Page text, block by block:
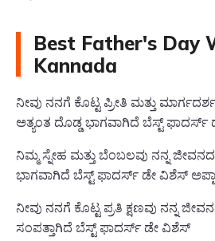
Best Father's Day
Kannada
ನೀವು ನನಗೆ ಕೊಟ್ಟ ಪ್ರೀತಿ ಮತ್ತು
ಅತ್ಯಂತ ದೊಡ್ಡ ಭಾಗವಾಗಿದೆ ಬೆಸ್ಟ್
ನಿಮ್ಮ ಸ್ನೇಹ ಮತ್ತು ಬೆಂಬಲವು ನನ್ನ
ಭಾಗವಾಗಿದೆ ಬೆಸ್ಟ್ ಫಾದರ್ಸ್ ಡೇ ವಿಶೆಸ್
ನೀವು ನನಗೆ ಕೊಟ್ಟ ಪ್ರತಿ ಕ್ಷಣವು ನನ್ನ
ಸಂಪತ್ತಾಗಿದೆ ಬೆಸ್ಟ್ ಫಾದರ್ಸ್ ಡೇ ವಿಶೆಸ್